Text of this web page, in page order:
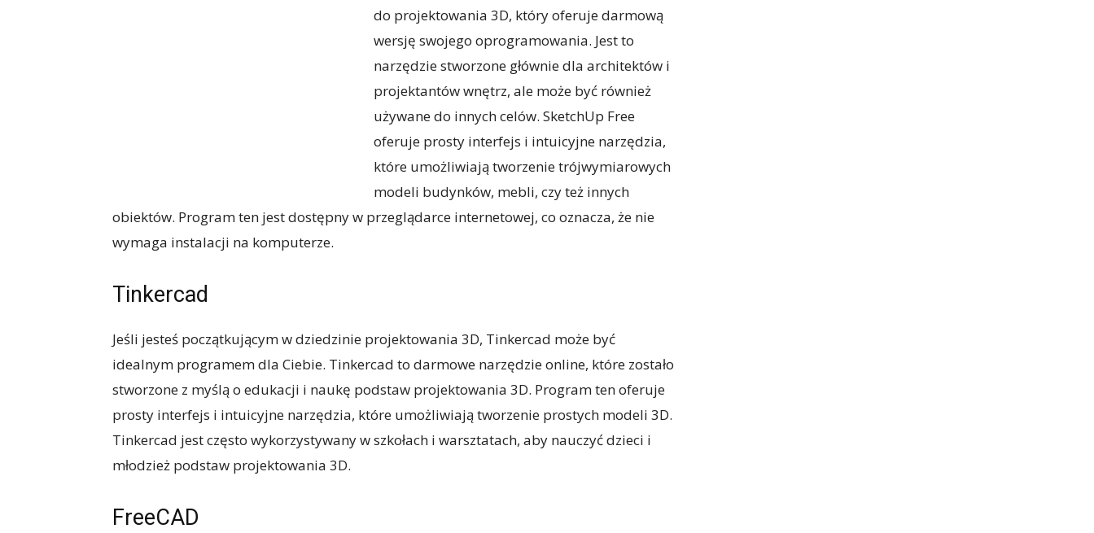
do projektowania 3D, który oferuje darmową
wersję swojego oprogramowania. Jest to
narzędzie stworzone głównie dla architektów i
projektantów wnętrz, ale może być również
używane do innych celów. SketchUp Free
oferuje prosty interfejs i intuicyjne narzędzia,
które umożliwiają tworzenie trójwymiarowych
modeli budynków, mebli, czy też innych
obiektów. Program ten jest dostępny w przeglądarce internetowej, co oznacza, że nie
wymaga instalacji na komputerze.
Tinkercad
Jeśli jesteś początkującym w dziedzinie projektowania 3D, Tinkercad może być
idealnym programem dla Ciebie. Tinkercad to darmowe narzędzie online, które zostało
stworzone z myślą o edukacji i naukę podstaw projektowania 3D. Program ten oferuje
prosty interfejs i intuicyjne narzędzia, które umożliwiają tworzenie prostych modeli 3D.
Tinkercad jest często wykorzystywany w szkołach i warsztatach, aby nauczyć dzieci i
młodzież podstaw projektowania 3D.
FreeCAD